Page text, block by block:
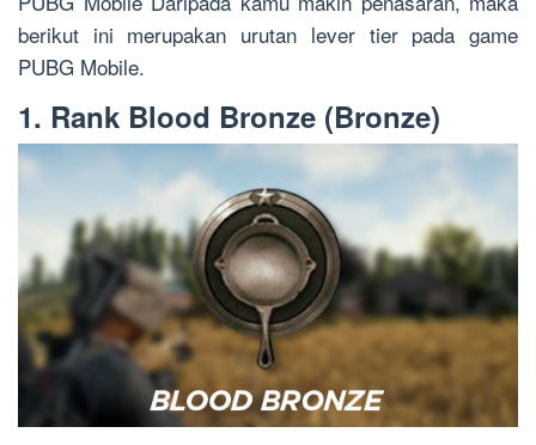
berikut ini merupakan urutan lever tier pada game
PUBG Mobile.
1. Rank Blood Bronze (Bronze)